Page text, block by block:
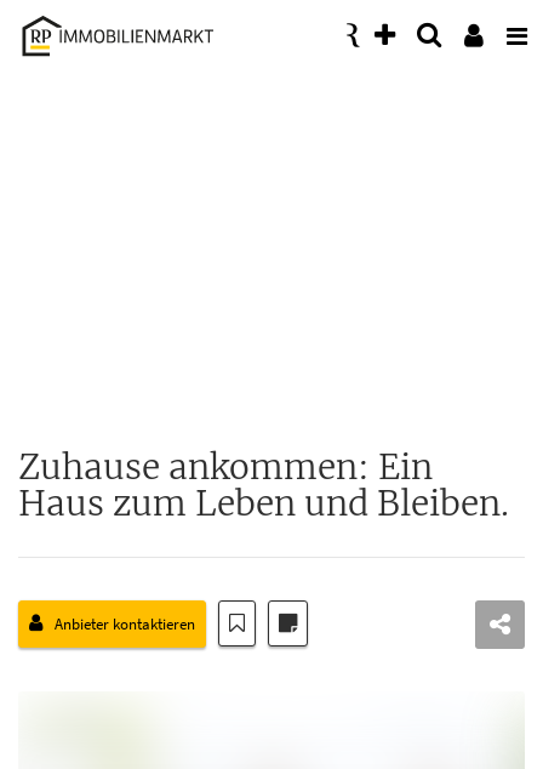
Accessibility
Modus
Zuhause ankommen: Ein
Haus zum Leben und Bleiben.
Anbieter kontaktieren